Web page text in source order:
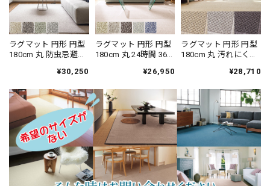
ラグマット 円形 円型
180cm 丸 防虫忌避率
90％以上！ 防虫・防
を備えたマルチな快
適 高機能ラグ 全4色
防炎ラベル付『アス
ホープ/HOP』
¥30,250
ラグマット 円形 円型
180cm 丸 24時間 365
安全の「SEK 抗ウイ
菌加工」雰囲気のあ
る杢調 無地 ループカ
ーペット 全5色 防炎
ラベル付『アスフュ
ーチャー/FUT』
¥26,950
ラグマット 円形 円型
180cm 丸 汚れにくく
でお手入れしやすい
感のあるテクスチャ
ー 無地 ループ カーペ
ット全3色 防炎ラベル
付『アスボニ
ー/BNI』
¥28,710